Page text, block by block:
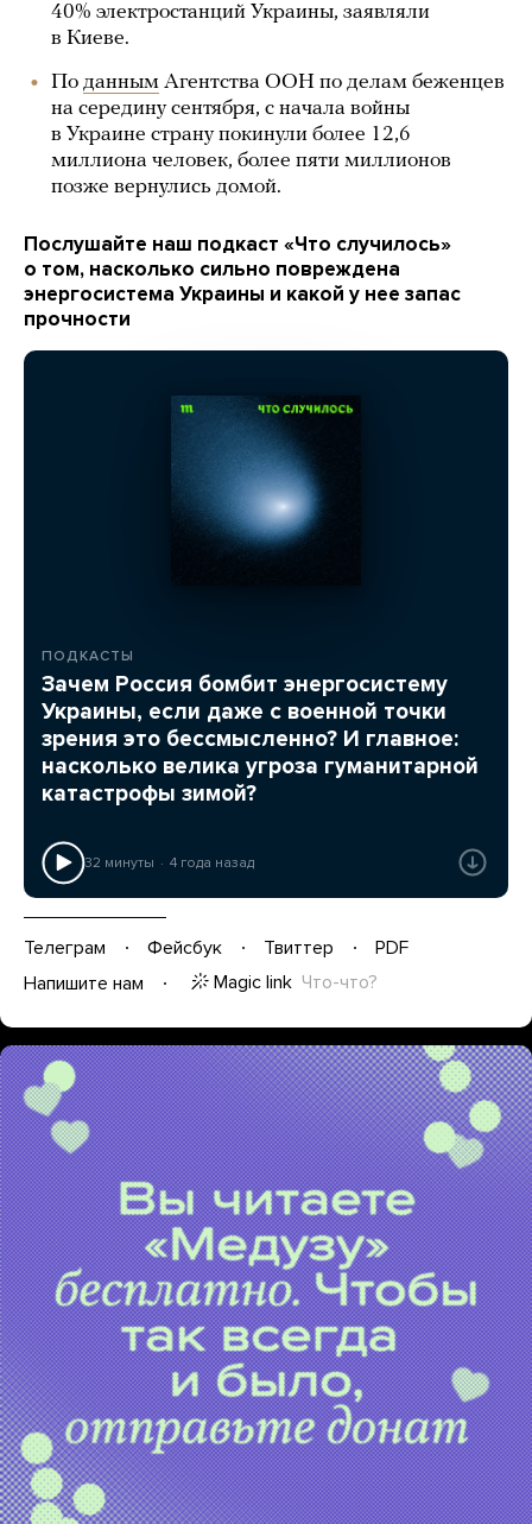
40% электростанций Украины, заявляли
в Киеве.
По данным Агентства ООН по делам беженцев
на середину сентября, с начала войны
в Украине страну покинули более 12,6
миллиона человек, более пяти миллионов
позже вернулись домой.
Послушайте наш подкаст «Что случилось»
о том, насколько сильно повреждена
энергосистема Украины и какой у нее запас
прочности
ПОДКАСТЫ
Зачем Россия бомбит энергосистему
Украины, если даже с военной точки
зрения это бессмысленно? И главное:
насколько велика угроза гуманитарной
катастрофы зимой?
32 минуты 4 года назад
Телеграм Фейсбук Твиттер
PDF
Напишите нам
Magic link Что-что?